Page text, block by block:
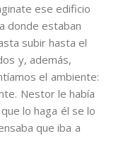
ese edificio
donde estaban
subir hasta el
y, además,
el ambiente:
Nestor le había
lo haga él se lo
que iba a